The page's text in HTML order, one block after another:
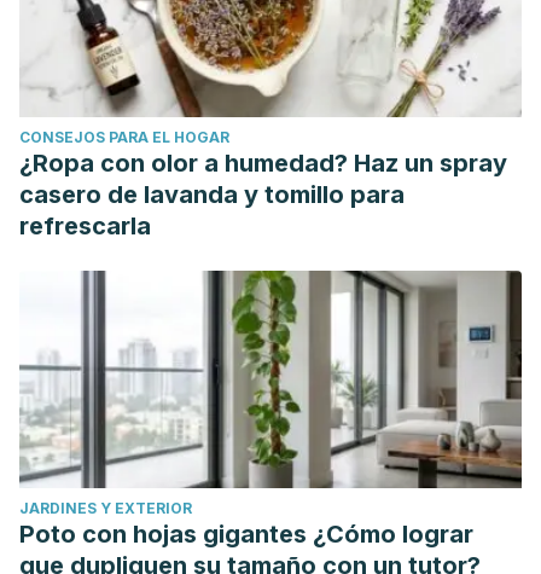
nuevas tendencias en educación física, deporte y
recreación
, vol. 43, pp. 735-
https://dialnet.unirioja.es/servlet/articulo?
codigo=8071996
Labraña Zúñiga, M., & López Orellana, P. (2021). Evaluación
de un programa kinésico de fortalecimiento muscular en
adultos mayores con alteración del equilibrio.
http://scielo.sld.cu/scielo.php?script=sci
Martín Aranda, R. (2018). Physical activity and quality of life
in the elderly. A narrative review.
Revista Habanera de
Ciencias Médicas
, vol.
(5), pp. 813-825.
http://scielo.sld.cu/scielo.php?pid=S1729-
Valle Driggs, M., Pérez Ruiz, M., & Rodríguez Alarcón, N.
(2015). Ventajas de la actividad física para el mejoramiento
de las capacidades físicas y funcionales en el adulto
mayor.
Revista científica especializada en ciencias de la
CONSEJOS PARA EL HOGAR
¿Ropa con olor a humedad? Haz un spray
casero de lavanda y tomillo para
refrescarla
JARDINES Y EXTERIOR
Poto con hojas gigantes ¿Cómo lograr
que dupliquen su tamaño con un tutor?